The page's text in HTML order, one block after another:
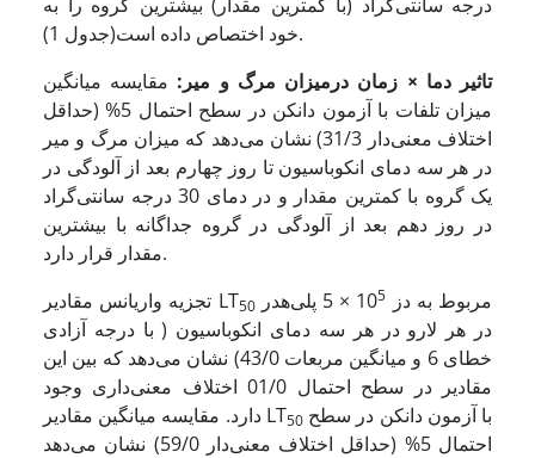
خود اختصاص داده است(جدول 1).
تاثیر دما × زمان درمیزان مرگ و میر: مقایسه میانگین
میزان تلفات با آزمون دانکن در سطح احتمال 5% (حداقل
اختلاف معنی‌دار 31/3) نشان می‌دهد که میزان مرگ و میر
در هر سه دمای انکوباسیون تا روز چهارم بعد از آلودگی در
یک گروه با کمترین مقدار و در دمای 30 درجه سانتی‌گراد
در روز دهم بعد از آلودگی در گروه جداگانه با بیشترین
مقدار قرار دارد.
تجزیه واریانس مقادیر LT50 مربوط به دز 10 5
× 5 پلی‌هدر
در هر لارو در هر سه دمای انکوباسیون ( با درجه آزادی
خطای 6 و میانگین مربعات 43/0) نشان می‌دهد که بین این
مقادیر در سطح احتمال 01/0 اختلاف معنی‌داری وجود
دارد. مقایسه میانگین مقادیر LT50با آزمون دانکن در سطح
احتمال 5% (حداقل اختلاف معنی‌دار 59/0) نشان می‌دهد